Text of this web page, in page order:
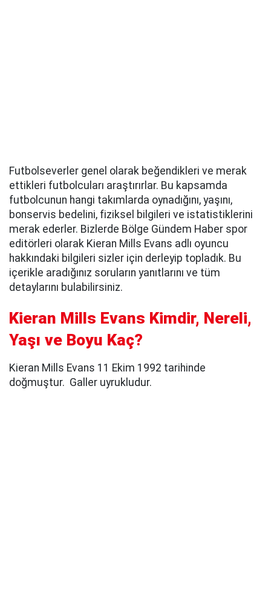
Futbolseverler genel olarak beğendikleri ve merak
ettikleri futbolcuları araştırırlar. Bu kapsamda
futbolcunun hangi takımlarda oynadığını, yaşını,
bonservis bedelini, fiziksel bilgileri ve istatistiklerini
merak ederler. Bizlerde Bölge Gündem Haber spor
editörleri olarak Kieran Mills Evans adlı oyuncu
hakkındaki bilgileri sizler için derleyip topladık. Bu
içerikle aradığınız soruların yanıtlarını ve tüm
detaylarını bulabilirsiniz.
Kieran Mills Evans Kimdir, Nereli,
Yaşı ve Boyu Kaç?
Kieran Mills Evans 11 Ekim 1992 tarihinde
doğmuştur. Galler uyrukludur.